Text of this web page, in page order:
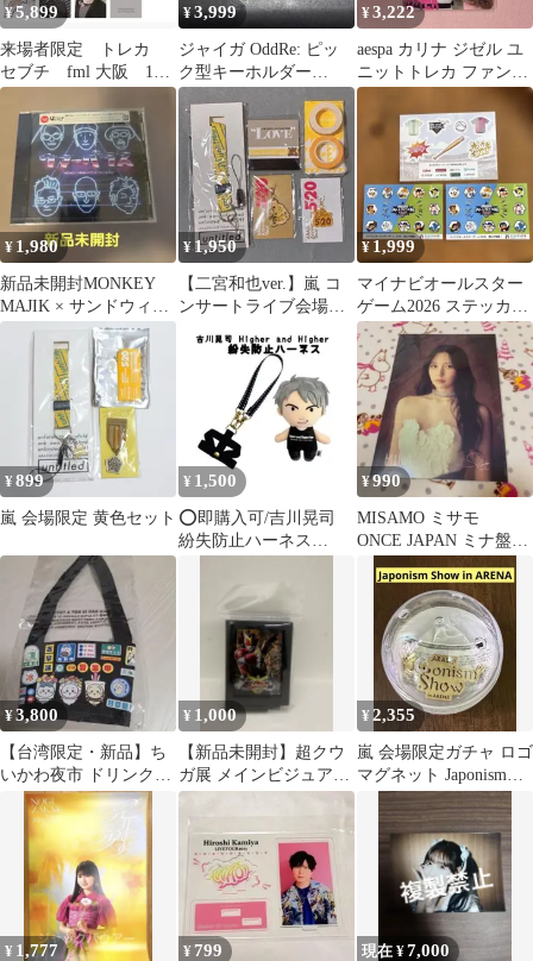
¥5,899
来場者限定 トレカ
セブチ fml 大阪 13
枚コンプリートセット
¥3,999
ジャイガ OddRe: ピッ
ク型キーホルダー
GIGA 2026
¥3,222
aespa カリナ ジゼル ユ
ニットトレカ ファンミ
会場限定 予約特典 7/18
¥ 1,980
新品未開封MONKEY
MAJIK × サンドウィッ
チマンウマーベラス会
場限定盤
¥ 1,950
【二宮和也ver.】嵐 コ
ンサートライブ会場限
¥ 1,999
マイナビオールスター
ゲーム2026 ステッカー
セット 富山
¥899
嵐 会場限定 黄色セット
¥ 1,500
⭕️即購入可/吉川晃司
紛失防止ハーネス
¥990
MISAMO ミサモ
ONCE JAPAN ミナ盤
特典 ミナ アートカ
ード
¥3,800
【台湾限定・新品】ち
いかわ夜市 ドリンクホ
ルダー バッグ 黒 総柄
¥ 1,000
【新品未開封】超クウ
ガ展 メインビジュアル
2層フレームマグネット
会場限定
¥2,355
嵐 会場限定ガチャ ロゴ
マグネット Japonism
Show in ARENA
¥ 1,777 ¥ 799 現在 ¥7,000